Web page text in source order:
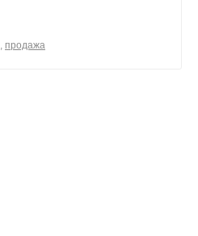
, продажа